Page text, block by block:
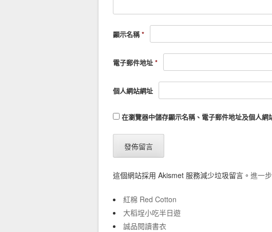
顯示名稱*
電子郵件地址 *
個人網站網址
在瀏覽器中儲存顯示名稱、電子郵件地址及個人網
這個網站採用 Akismet 服務減少垃圾留言。 進一
紅棉 Red Cotton
大稻埕小吃半日遊
誠品閱讀書衣